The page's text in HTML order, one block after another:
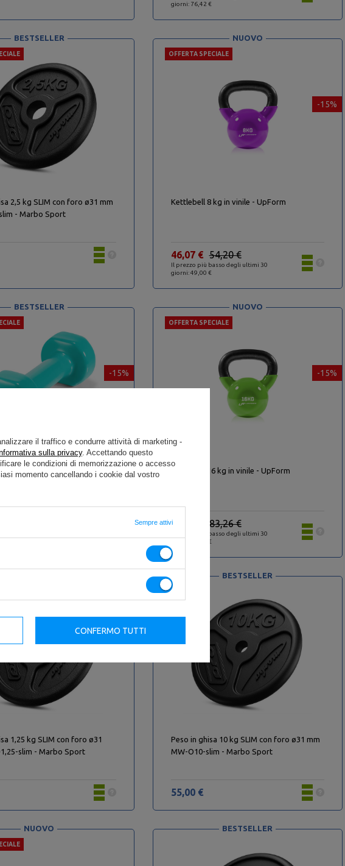
giorni: 76,42 €
BESTSELLER
2,5 kg SLIM con foro ø31 mm
- Marbo Sport
-15%
OFFERTA SPECIALE
NUOVO
Kettlebell 8 kg in vinile - UpForm
Il prezzo più basso degli ultimi 30
giorni: 49,00 €
54,20 €
46,07 €
-15%
BESTSELLER
vinile da 2,5 kg - UpForm
-15%
OFFERTA SPECIALE
NUOVO
Kettlebell 16 kg in vinile - UpForm
Il prezzo più basso degli ultimi 30
giorni: 75,00 €
83,26 €
70,77 €
1,25 kg SLIM con foro ø31
slim - Marbo Sport
BESTSELLER
Peso in ghisa 10 kg SLIM con foro ø31 mm
MW-O10-slim - Marbo Sport
55,00 €
NUOVO BESTSELLER
il traffico e condurre attività di marketing -
sulla privacy. Accettando questo
le condizioni di memorizzazione o accesso
momento cancellando i cookie dal vostro
Sempre attivi
CONFERMO TUTTI